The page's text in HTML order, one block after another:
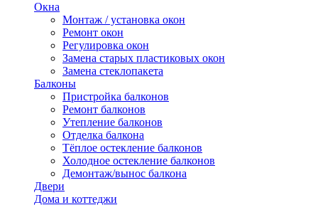
Окна
Монтаж / установка окон
Ремонт окон
Регулировка окон
Замена старых пластиковых окон
Замена стеклопакета
Балконы
Пристройка балконов
Ремонт балконов
Утепление балконов
Отделка балкона
Тёплое остекление балконов
Холодное остекление балконов
Демонтаж/вынос балкона
Двери
Дома и коттеджи